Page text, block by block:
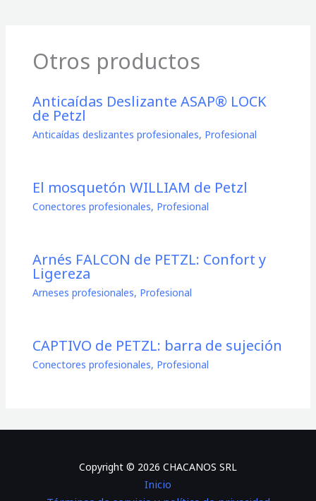
Otros productos
Anticaídas Deslizante ASAP® LOCK
de Petzl
Anticaídas deslizantes profesionales, Profesional
El mosquetón WILLIAM de Petzl
Conectores profesionales, Profesional
Arnés FALCON de PETZL: Confort y
Ligereza
Arneses profesionales, Profesional
CAPTIVO de PETZL: barra de sujeción
Conectores profesionales, Profesional
Copyright © 2026 CHACANOS SRL
Inicio